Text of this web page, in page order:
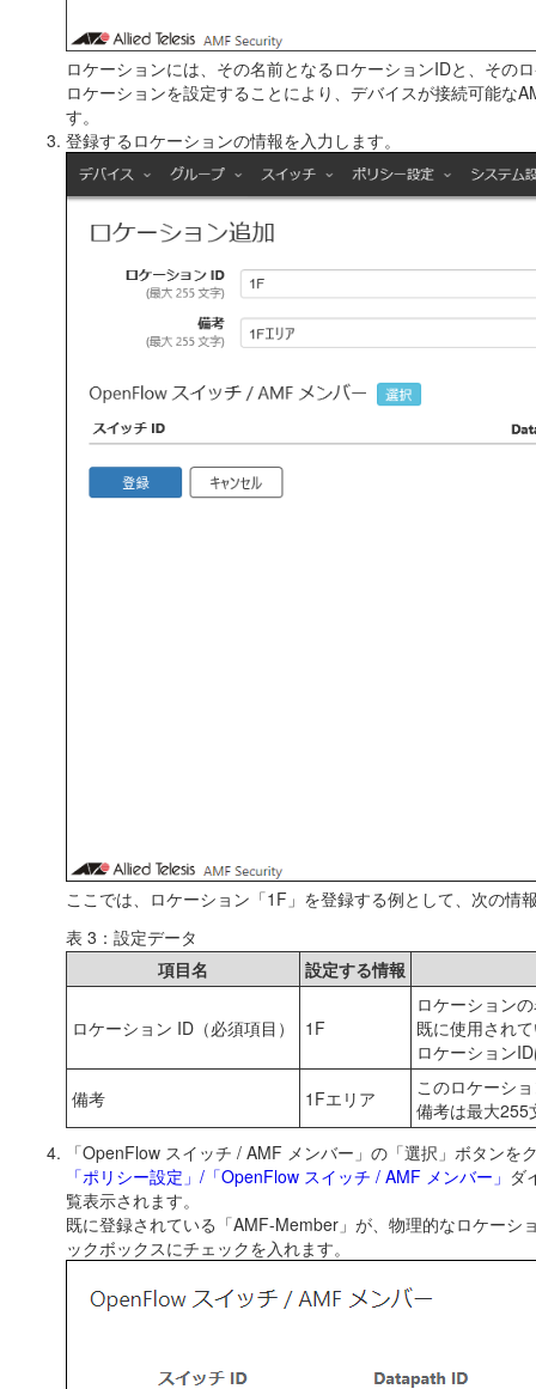
ロケーションには、その名前となるロケーションIDと、その
ロケーションを設定することにより、デバイスが接続可能な
す。
登録するロケーションの情報を入力します。
ここでは、ロケーション「1F」を登録する例として、次の情
表 3：設定データ
項目名
設定する情報
ロケーション ID（必須項目） 1F
ロケーション
既に使用され
ロケーション
備考
1Fエリア
このロケーシ
備考は最大255
「OpenFlow スイッチ / AMF メンバー」の「選択」ボタンを
「ポリシー設定」/「OpenFlow スイッチ / AMF メンバー」 ダ
覧表示されます。
既に登録されている「AMF-Member」が、物理的なロケー
ックボックスにチェックを入れます。